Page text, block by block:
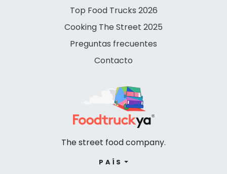
Top Food Trucks 2026
Cooking The Street 2025
Preguntas frecuentes
Contacto
The street food company.
PAÍS